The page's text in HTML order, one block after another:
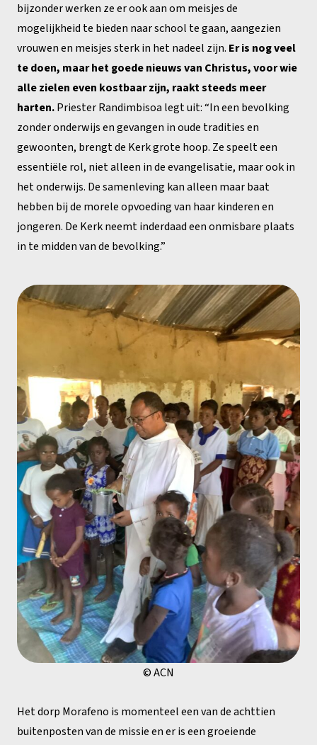
bijzonder werken ze er ook aan om meisjes de
mogelijkheid te bieden naar school te gaan, aangezien
vrouwen en meisjes sterk in het nadeel zijn. Er is nog veel
te doen, maar het goede nieuws van Christus, voor wie
alle zielen even kostbaar zijn, raakt steeds meer
harten.Priester Randimbisoa legt uit: “In een bevolking
zonder onderwijs en gevangen in oude tradities en
gewoonten, brengt de Kerk grote hoop. Ze speelt een
essentiële rol, niet alleen in de evangelisatie, maar ook in
het onderwijs. De samenleving kan alleen maar baat
hebben bij de morele opvoeding van haar kinderen en
jongeren. De Kerk neemt inderdaad een onmisbare plaats
in te midden van de bevolking.”
© ACN
Het dorp Morafeno is momenteel een van de achttien
buitenposten van de missie en er is een groeiende